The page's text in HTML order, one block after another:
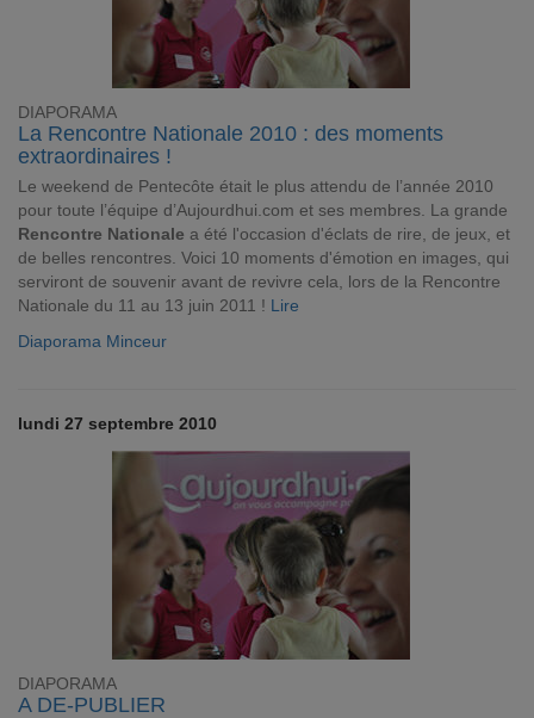
DIAPORAMA
La Rencontre Nationale 2010 : des moments
extraordinaires !
Le weekend de Pentecôte était le plus attendu de l’année 2010
pour toute l’équipe d’Aujourdhui.com et ses membres. La grande
Rencontre Nationale a été l'occasion d'éclats de rire, de jeux, et
de belles rencontres. Voici 10 moments d'émotion en images, qui
serviront de souvenir avant de revivre cela, lors de la Rencontre
Nationale du 11 au 13 juin 2011 ! Lire
Diaporama Minceur
lundi 27 septembre 2010
DIAPORAMA
A DE-PUBLIER